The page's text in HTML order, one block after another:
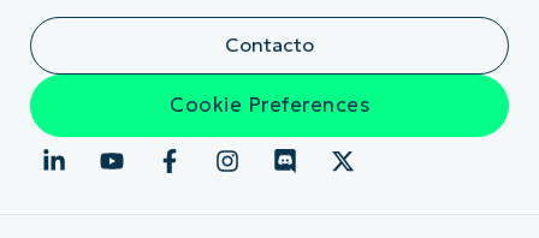
Contacto
Cookie Preferences